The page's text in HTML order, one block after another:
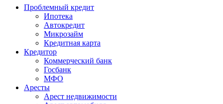
Проблемный кредит
Ипотека
Автокредит
Микрозайм
Кредитная карта
Кредитор
Коммерческий банк
Госбанк
МФО
Аресты
Арест недвижимости